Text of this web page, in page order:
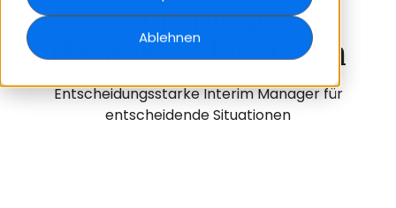
Ablehnen
komplexe
Herausforderungen
Entscheidungsstarke Interim Manager für
entscheidende Situationen